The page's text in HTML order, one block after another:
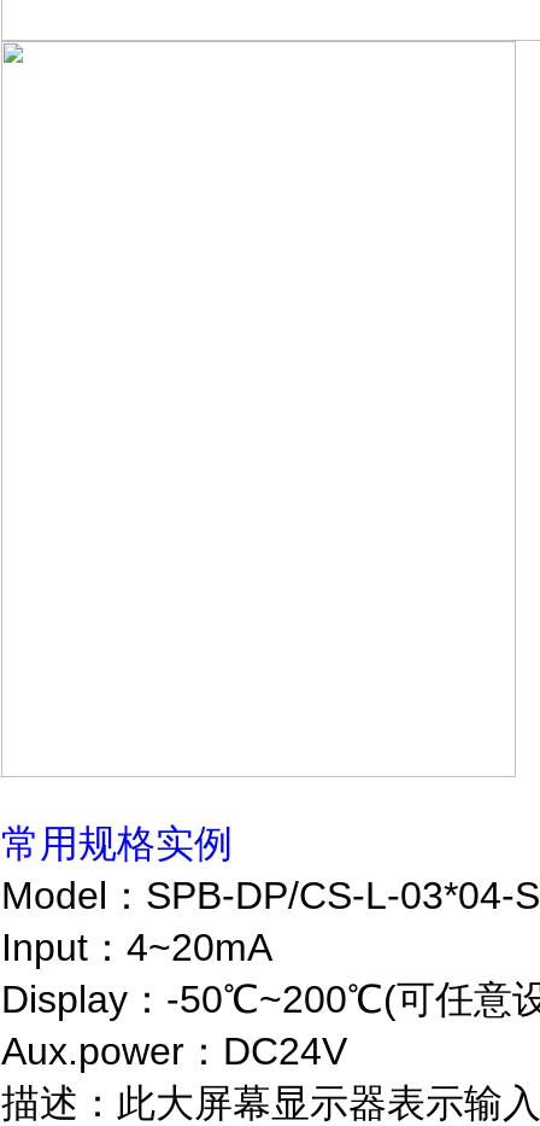
常用规格实例
Model：SPB-DP/CS-L-
Input：4~20mA
Display：-50℃~200℃(可任意
Aux.power：DC24V
描述：此大屏幕显示器表示输